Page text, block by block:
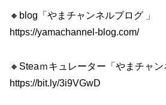
🔸blog「やまチャンネルブログ 」
https://yamachannel-blog.com/
🔸Steaｍキュレーター「やまチャン
https://bit.ly/3i9VGwD